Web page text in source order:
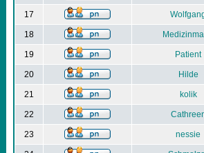
17
18
19 Patient
20 Hilde
21 kolik
22
23 nessie